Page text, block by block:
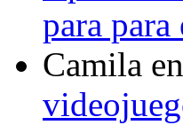
para
Camila en